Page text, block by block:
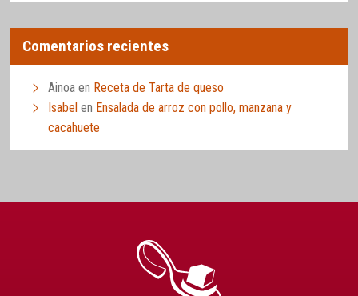
Comentarios recientes
Ainoa en Receta de Tarta de queso
Isabel en Ensalada de arroz con pollo, manzana y
cacahuete